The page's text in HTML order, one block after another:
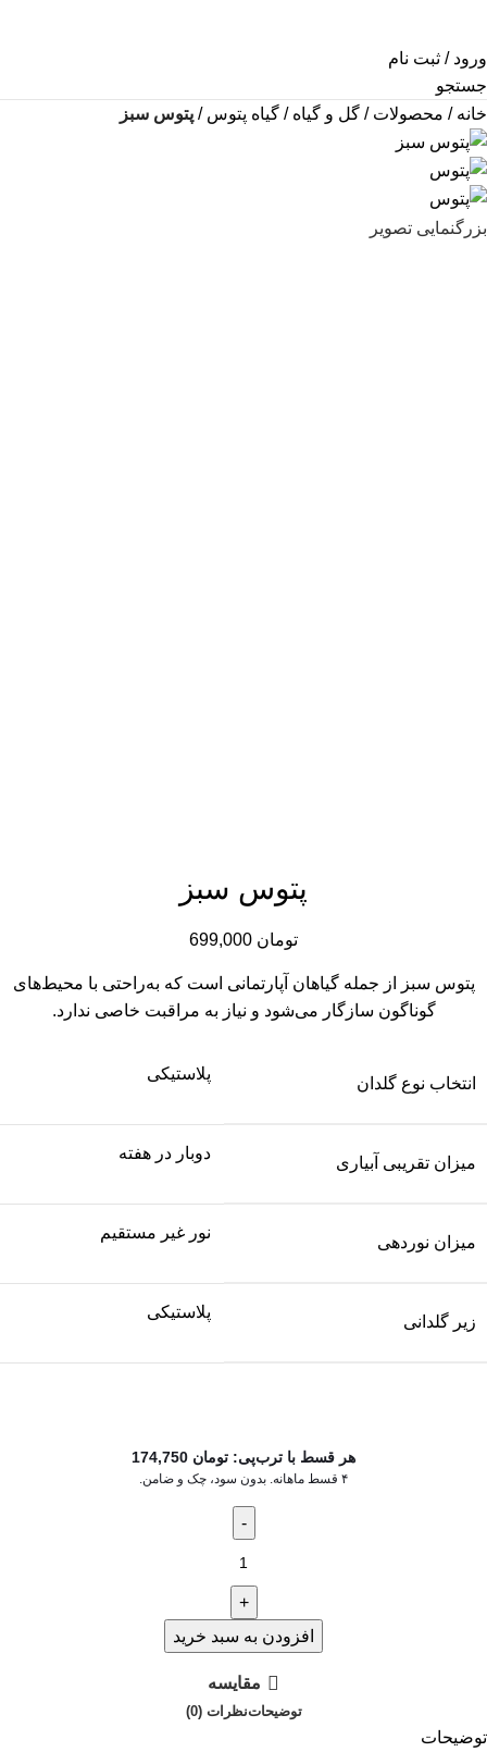
ورود / ثبت نام
جستجو
خانه
محصولات گل و گیاه گیاه پتوس پتوس سبز
بزرگنمایی تصویر
پتوس سبز
تومان
پتوس سبز از جمله گیاهان آپارتمانی است که به‌راحتی با محیط‌های
گوناگون سازگار می‌شود و نیاز به مراقبت خاصی ندارد.
انتخاب نوع گلدان
پلاستیکی
میزان تقریبی آبیاری
دوبار در هفته
میزان نوردهی
نور غیر مستقیم
زیر گلدانی
پلاستیکی
هر قسط با ترب‌پی: تومان
۴ قسط ماهانه. بدون سود، چک و ضامن.
افزودن به سبد خرید
مقایسه
توضیحاتنظرات (0)
توضیحات